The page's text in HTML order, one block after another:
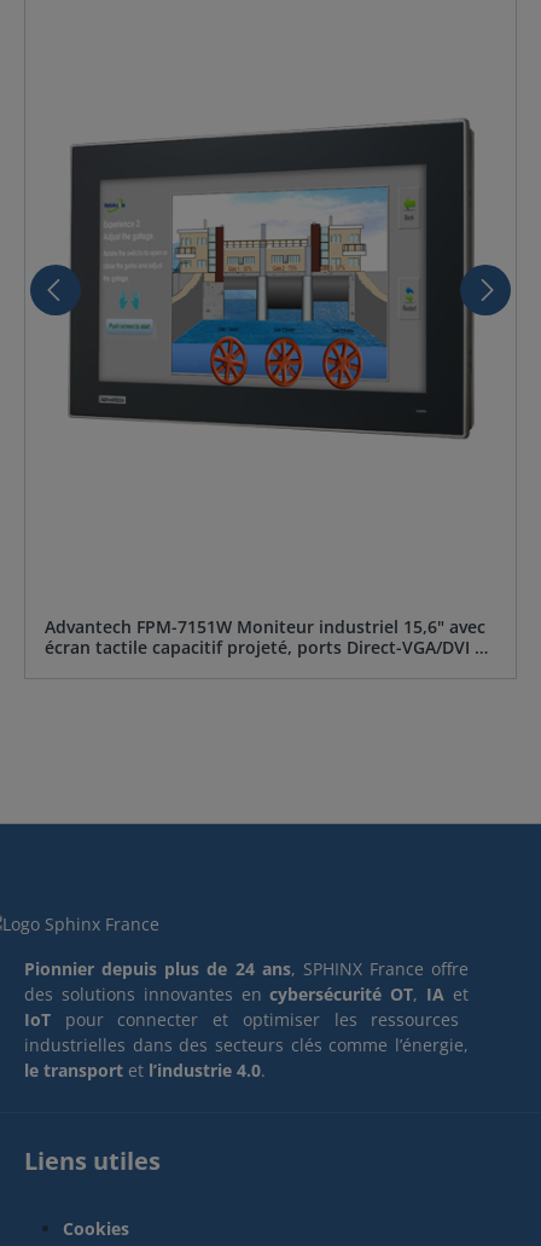
Advantech FPM-7151W Moniteur industriel 15,6" avec
écran tactile capacitif projeté, ports Direct-VGA/DVI ou
Pionnier depuis plus de 24 ans, SPHINX France offre
des solutions innovantes encybersécurité OT, IA et
IoT pour connecter et optimiser les ressources
industrielles dans des secteurs clés comme l’énergie,
le transport et l’industrie 4.0.
Liens utiles
Cookies